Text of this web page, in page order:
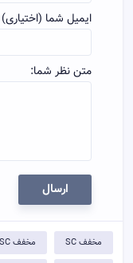
ایمیل شما (اختیاری)
متن نظر شما:
ارسال
مخفف SC مخفف SC چيست